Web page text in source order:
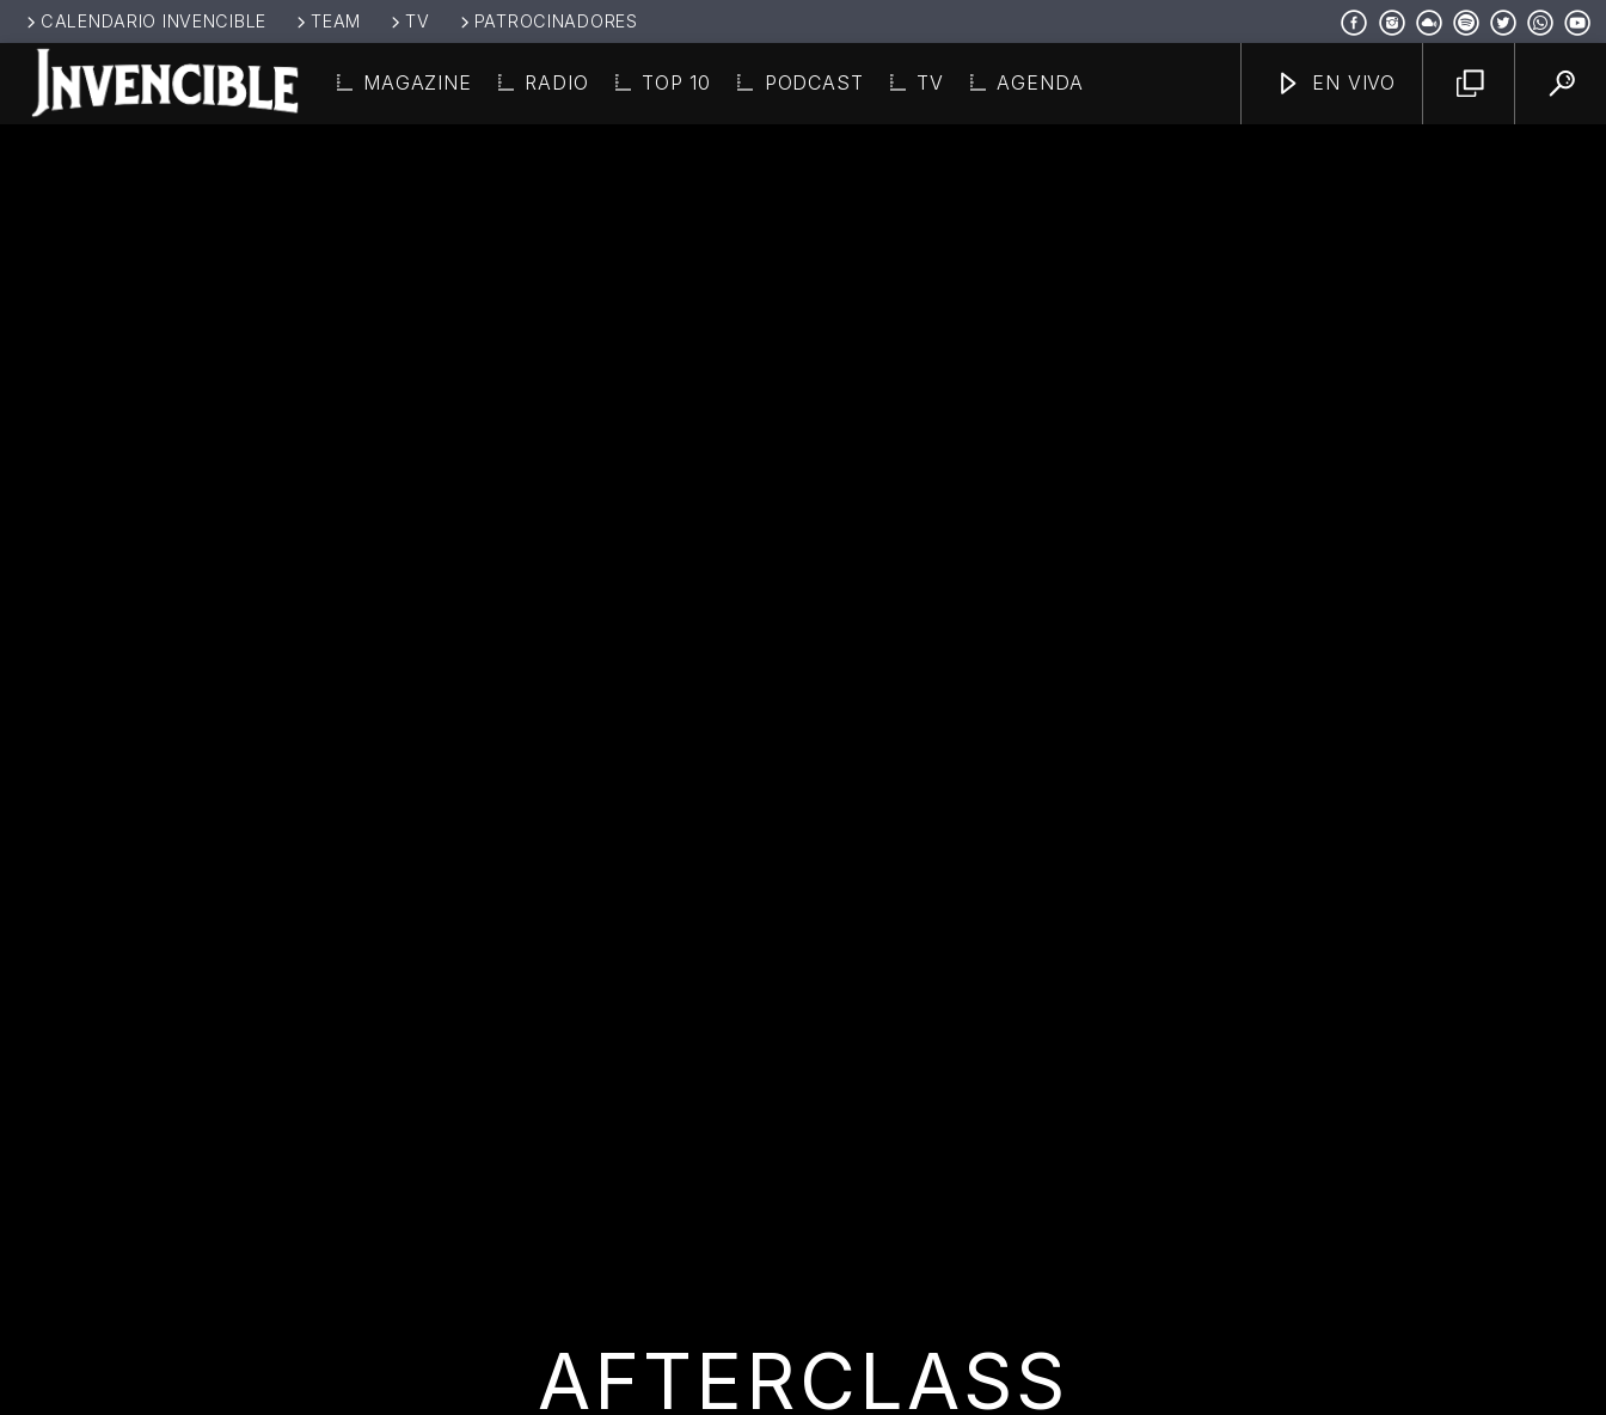
CALENDARIO INVENCIBLE TEAM TV PATROCINADORES
MAGAZINE RADIO TOP 10 PODCAST TV AGENDA EN VIVO
AFTERCLASS